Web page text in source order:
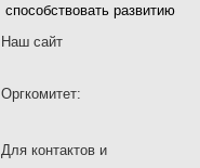
способствовать развитию
Наш сайт
Оргкомитет:
Для контактов и